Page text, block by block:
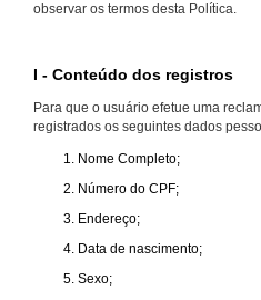
observar os termos desta Política.
I - Conteúdo dos registros
Para que o usuário efetue uma
registrados os seguintes dados
Nome Completo;
Número do CPF;
Endereço;
Data de nascimento;
Sexo;